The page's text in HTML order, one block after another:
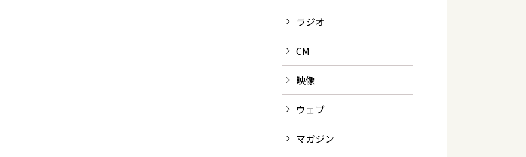
ラジオ
CM
映像
ウェブ
マガジン